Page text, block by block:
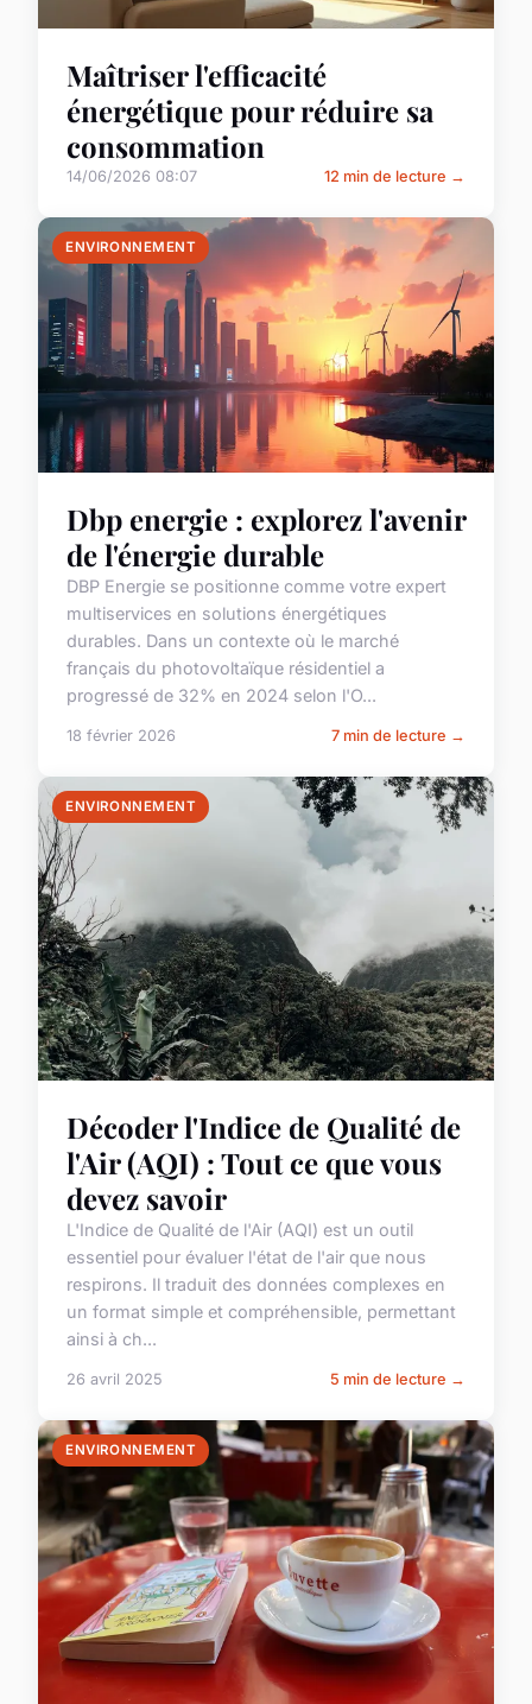
Maîtriser l'efficacité
énergétique pour réduire sa
consommation
14/06/2026 08:07 12 min de lecture →
ENVIRONNEMENT
Dbp energie : explorez l'avenir
de l'énergie durable
DBP Energie se positionne comme votre expert
multiservices en solutions énergétiques
durables. Dans un contexte où le marché
français du photovoltaïque résidentiel a
progressé de 32% en 2024 selon l'O...
18 février 2026 7 min de lecture →
ENVIRONNEMENT
Décoder l'Indice de Qualité de
l'Air (AQI) : Tout ce que vous
devez savoir
L'Indice de Qualité de l'Air (AQI) est un outil
essentiel pour évaluer l'état de l'air que nous
respirons. Il traduit des données complexes en
un format simple et compréhensible, permettant
ainsi à ch...
26 avril 2025 5 min de lecture →
ENVIRONNEMENT